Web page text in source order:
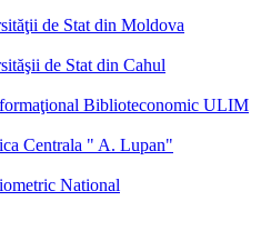
de Stat din Moldova
de Stat din Cahul
Biblioteconomic ULIM
Centrala " A. Lupan"
National